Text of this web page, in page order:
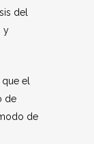
del
y
el
de
de